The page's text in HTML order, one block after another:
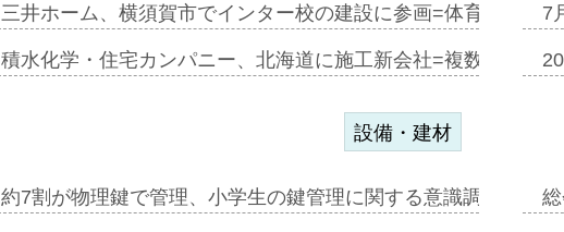
三井ホーム、横須賀市でインター校の建設に参画=体育館で28
積水化学・住宅カンパニー、北海道に施工新会社=複数社の職
7
設備・建材
約7割が物理鍵で管理、小学生の鍵管理に関する意識調査